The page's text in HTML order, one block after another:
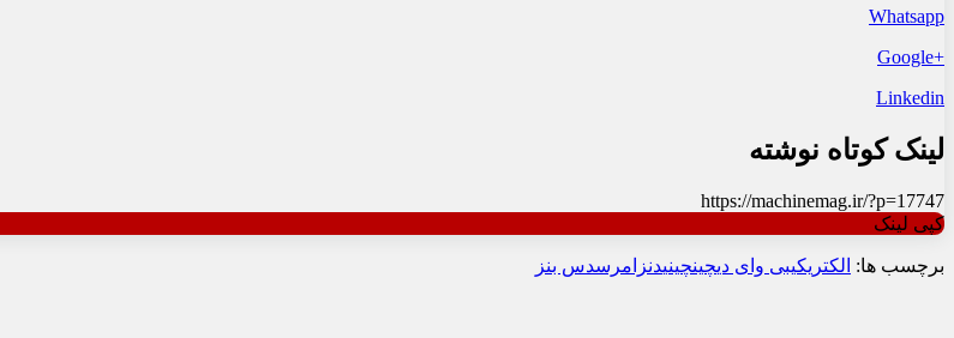
Whatsapp
+Google
Linkedin
لینک کوتاه نوشته
https://machinemag.ir/?p=17747
کپی لینک
برچسب ها: الکتریکیبی وای دیچینچینیدنزا مرسدس بنز